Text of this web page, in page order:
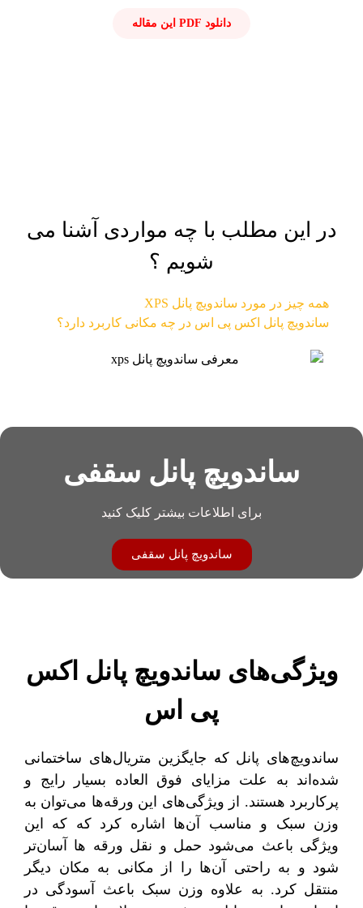
دانلود PDF این مقاله
در این مطلب با چه مواردی آشنا می
شویم ؟
همه چیز در مورد ساندویچ پانل XPS
ساندویچ پانل اکس پی اس در چه مکانی کاربرد دارد؟​
ساندویچ پانل سقفی
برای اطلاعات بیشتر کلیک کنید
ساندویچ پانل سقفی
ویژگی‌های ساندویچ پانل اکس
پی اس
ساندویچ‌های پانل که جایگزین متریال‌های ساختمانی
شده‌اند به علت مزایای فوق العاده بسیار رایج و
پرکاربرد هستند. از ویژگی‌های این ورقه‌ها می‌توان به
وزن سبک و مناسب آن‌ها اشاره کرد که که این
ویژگی باعث می‌شود حمل و نقل ورقه ها آسان‌تر
شود و به راحتی آن‌ها را از مکانی به مکان دیگر
منتقل کرد. به علاوه وزن سبک باعث آسودگی در